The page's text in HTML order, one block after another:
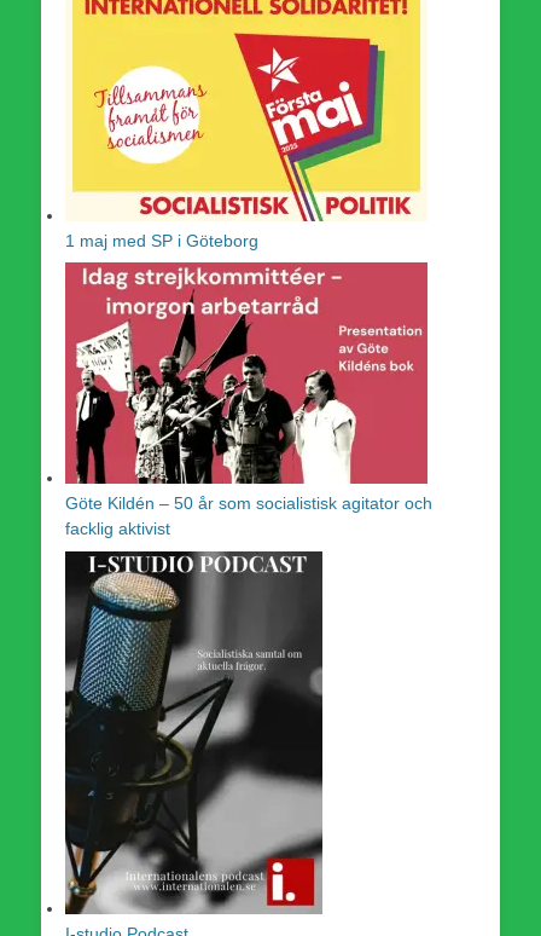
1 maj med SP i Göteborg
Göte Kildén – 50 år som socialistisk agitator och
facklig aktivist